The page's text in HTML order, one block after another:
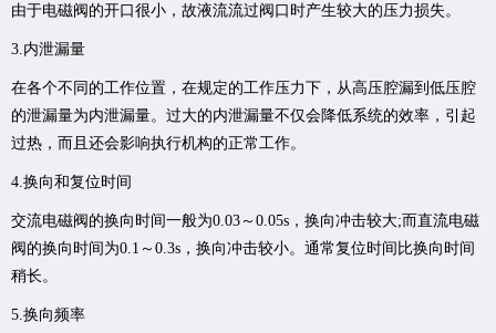
由于电磁阀的开口很小，故液流流过阀口时产生较大的压力损失。
3.内泄漏量
在各个不同的工作位置，在规定的工作压力下，从高压腔漏到低压腔
的泄漏量为内泄漏量。过大的内泄漏量不仅会降低系统的效率，引起
过热，而且还会影响执行机构的正常工作。
4.换向和复位时间
交流电磁阀的换向时间一般为0.03～0.05s，换向冲击较大;而直流电磁
阀的换向时间为0.1～0.3s，换向冲击较小。通常复位时间比换向时间
稍长。
5.换向频率